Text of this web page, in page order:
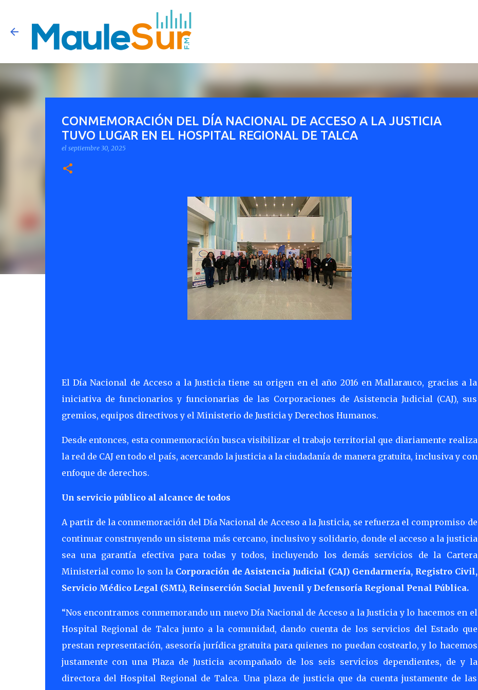
CONMEMORACIÓN DEL DÍA NACIONAL DE ACCESO A LA JUSTICIA
TUVO LUGAR EN EL HOSPITAL REGIONAL DE TALCA
el septiembre 30, 2025
El Día Nacional de Acceso a la Justicia tiene su origen en el año 2016 en Mallarauco, gracias a la
iniciativa de funcionarios y funcionarias de las Corporaciones de Asistencia Judicial (CAJ), sus
gremios, equipos directivos y el Ministerio de Justicia y Derechos Humanos.
Desde entonces, esta conmemoración busca visibilizar el trabajo territorial que diariamente realiza
la red de CAJ en todo el país, acercando la justicia a la ciudadanía de manera gratuita, inclusiva y con
enfoque de derechos.
Un servicio público al alcance de todos
A partir de la conmemoración del Día Nacional de Acceso a la Justicia, se refuerza el compromiso de
continuar construyendo un sistema más cercano, inclusivo y solidario, donde el acceso a la justicia
sea una garantía efectiva para todas y todos, incluyendo los demás servicios de la Cartera
Ministerial como lo son la Corporación de Asistencia Judicial (CAJ) Gendarmería, Registro Civil,
Servicio Médico Legal (SML), Reinserción Social Juvenil y Defensoría Regional Penal Pública.
“Nos encontramos conmemorando un nuevo Día Nacional de Acceso a la Justicia y lo hacemos en el
Hospital Regional de Talca junto a la comunidad, dando cuenta de los servicios del Estado que
prestan representación, asesoría jurídica gratuita para quienes no puedan costearlo, y lo hacemos
justamente con una Plaza de Justicia acompañado de los seis servicios dependientes, de y la
directora del Hospital Regional de Talca. Una plaza de justicia que da cuenta justamente de las